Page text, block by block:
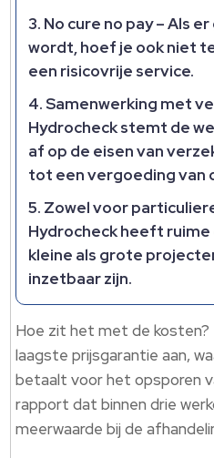
No cure no pay– Als
wordt, hoef je ook niet
een risicovrije service.
Samenwerking met
Hydrocheck stemt de
af op de eisen van
tot een vergoeding van
Zowel voor
Hydrocheck heeft
kleine als grote
inzetbaar zijn.
Hoe zit het met de
laagste prijsgarantie aan,
betaalt voor het opsporen
rapport dat binnen drie
meerwaarde bij de